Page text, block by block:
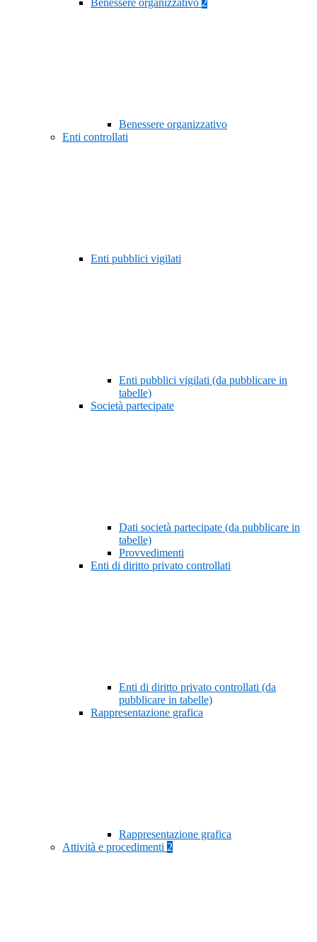
Benessere organizzativo 2
Benessere organizzativo
Enti controllati
Enti pubblici vigilati
Enti pubblici vigilati (da pubblicare in
tabelle)
Società partecipate
Dati società partecipate (da pubblicare in
tabelle)
Provvedimenti
Enti di diritto privato controllati
Enti di diritto privato controllati (da
pubblicare in tabelle)
Rappresentazione grafica
Rappresentazione grafica
Attività e procedimenti 2